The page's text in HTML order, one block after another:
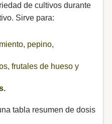
de cultivos durante
Sirve para:
pepino,
frutales de hueso y
tabla resumen de dosis